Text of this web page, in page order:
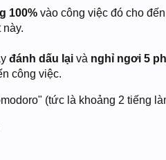
100% vào công việc đó cho
này.
đánh dấu lại và nghỉ ngơi 5
công việc.
(tức là khoảng 2 tiếng